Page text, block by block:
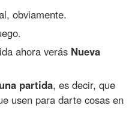
obviamente.
ahora verás Nueva
partida, es decir, que
usen para darte cosas en